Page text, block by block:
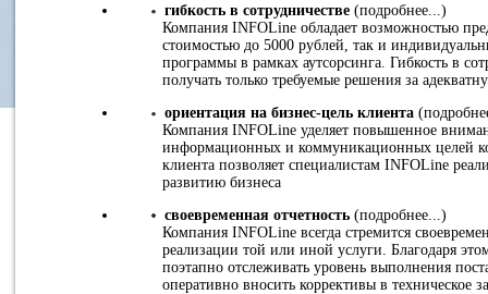
гибкость в сотрудничестве (подробнее...)
Компания INFOLine обладает возможностью
стоимостью до 5000 рублей, так и
программы в рамках аутсорсинга. Гибкость в
получать только требуемые решения за
ориентация на бизнес-цель клиента
Компания INFOLine уделяет повышенное
информационных и коммуникационных целей
клиента позволяет специалистам INFOLine
развитию бизнеса
своевременная отчетность (подробнее...)
Компания INFOLine всегда стремится
реализации той или иной услуги. Благодаря
поэтапно отслеживать уровень выполнения
оперативно вносить коррективы в техническое